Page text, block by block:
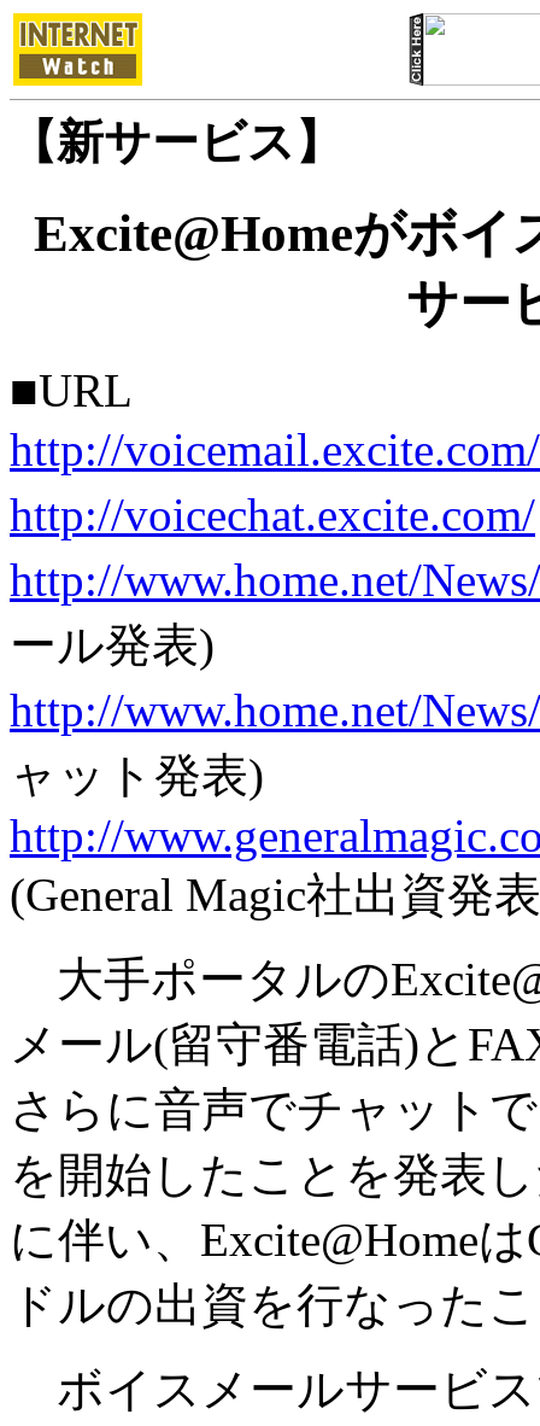
【新サービス】
Excite@Homeがボ
サー
■URL
http://voicemail.excite.com/
http://voicechat.excite.com/
http://www.home.net/
ール発表)
http://www.home.net/
ャット発表)
http://
(General Magic社出資発
大手ポータルの
メール(留守番電話)と
さらに音声でチャット
を開始したことを発表
に伴い、Excite@Home
ドルの出資を行なった
ボイスメールサービ